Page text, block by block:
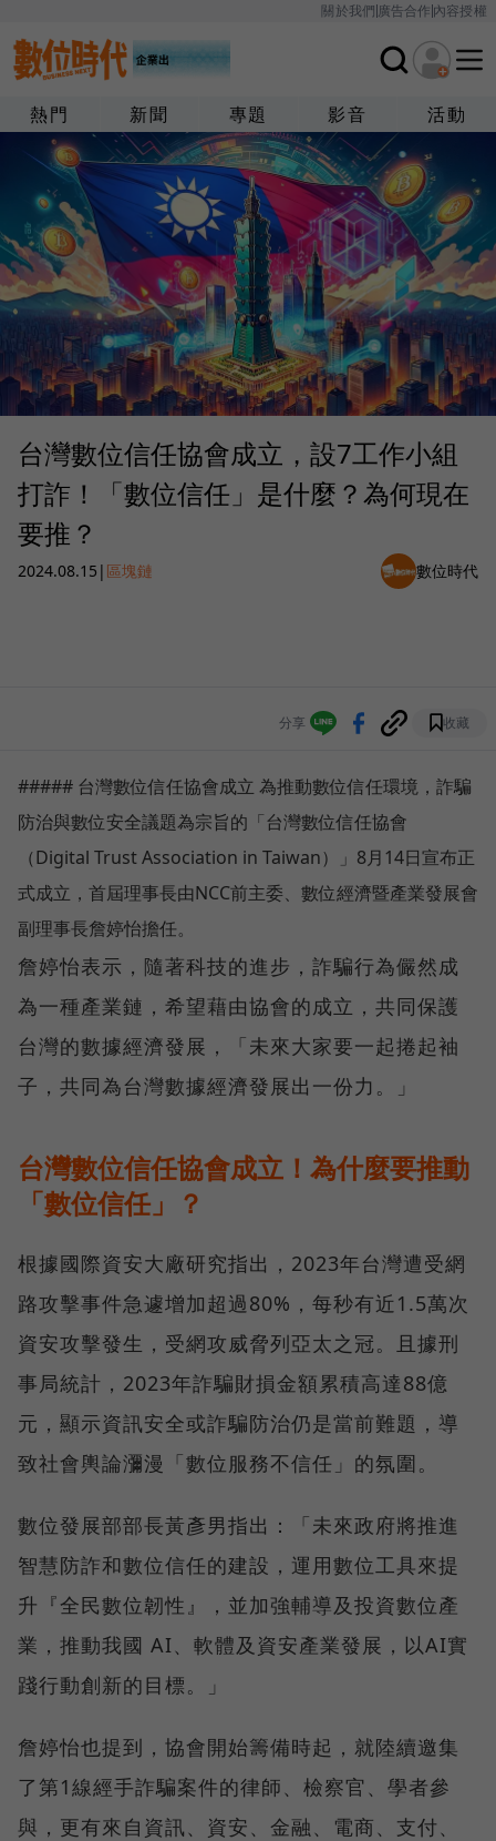
關於我們廣告合作內容授權
熱門 新聞 專題 影音 活動
台灣數位信任協會成立，設7工作小組
打詐！「數位信任」是什麼？為何現在
要推？
2024.08.15 | 區塊鏈 數位時代
分享 收藏
##### 台灣數位信任協會成立 為推動數位信任環境，詐騙
防治與數位安全議題為宗旨的「台灣數位信任協會
（Digital Trust Association in Taiwan）」8月14日宣布正
式成立，首屆理事長由NCC前主委、數位經濟暨產業發展會
副理事長詹婷怡擔任。
詹婷怡表示，隨著科技的進步，詐騙行為儼然成
為一種產業鏈，希望藉由協會的成立，共同保護
台灣的數據經濟發展，「未來大家要一起捲起袖
子，共同為台灣數據經濟發展出一份力。」
台灣數位信任協會成立！為什麼要推動
「數位信任」？
根據國際資安大廠研究指出，2023年台灣遭受網
路攻擊事件急遽增加超過80%，每秒有近1.5萬次
資安攻擊發生，受網攻威脅列亞太之冠。且據刑
事局統計，2023年詐騙財損金額累積高達88億
元，顯示資訊安全或詐騙防治仍是當前難題，導
致社會輿論瀰漫「數位服務不信任」的氛圍。
數位發展部部長黃彥男指出：「未來政府將推進
智慧防詐和數位信任的建設，運用數位工具來提
升『全民數位韌性』，並加強輔導及投資數位產
業，推動我國 AI、軟體及資安產業發展，以AI實
踐行動創新的目標。」
詹婷怡也提到，協會開始籌備時起，就陸續邀集
了第1線經手詐騙案件的律師、檢察官、學者參
與，更有來自資訊、資安、金融、電商、支付、